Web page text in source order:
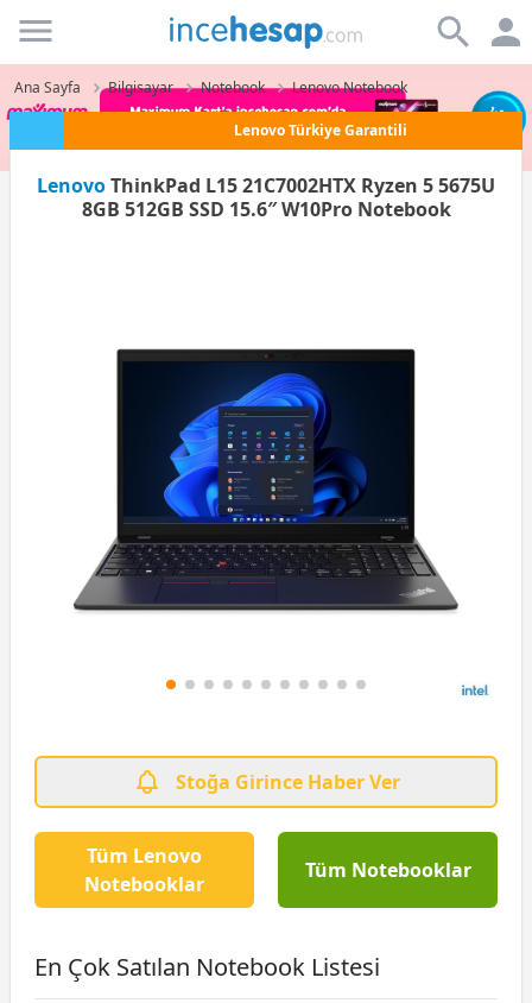
Incehesap
Ana Sayfa Bilgisayar Notebook Lenovo Notebook
Lenovo Türkiye Garantili
LenovoThinkPad L15 21C7002HTX Ryzen 5 5675U
8GB 512GB SSD 15.6″ W10Pro Notebook
Stoğa Girince Haber Ver
Tüm Lenovo
Notebooklar
Tüm Notebooklar
En Çok Satılan Notebook Listesi